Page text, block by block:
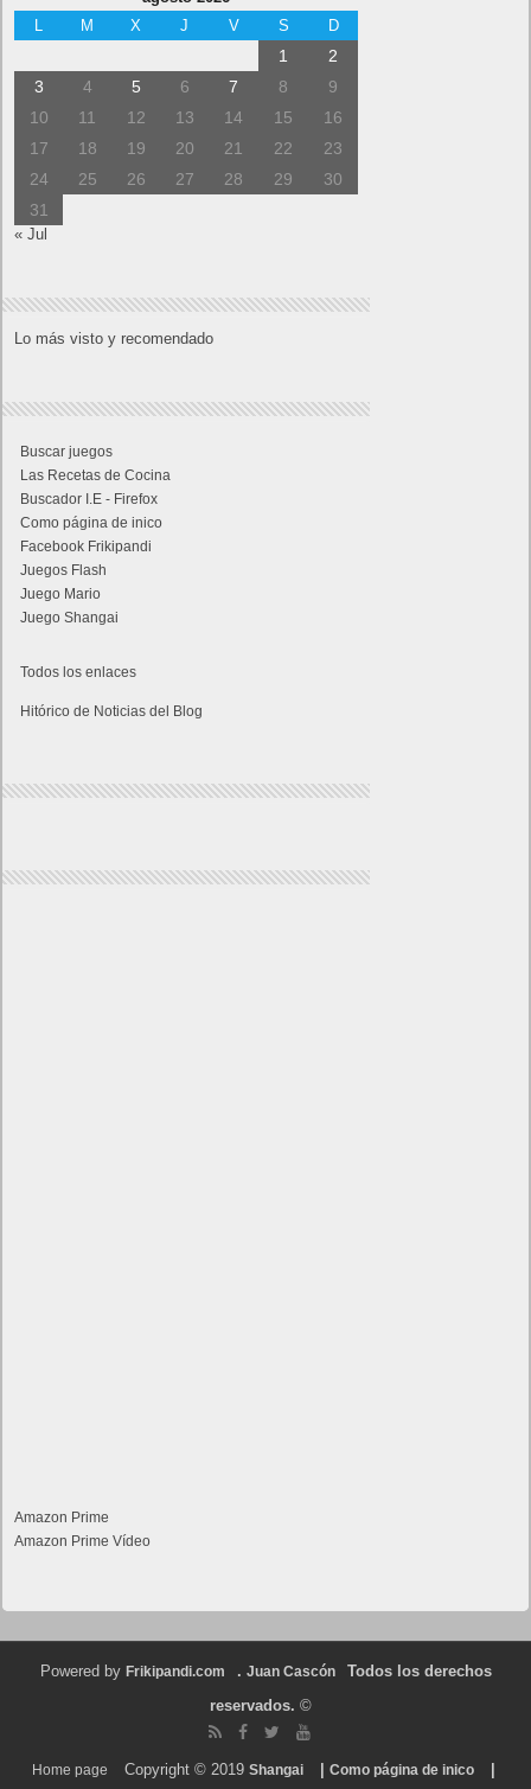
L
M X J V S D
1
2
3
4 5 6 7 8
9
10
11 12 13 14 15
16
17
18 19 20 21 22
23
24
25 26 27 28 29
30
31
« Jul
Lo más visto y recomendado
Buscar juegos
Las Recetas de Cocina
Buscador I.E - Firefox
Como página de inico
Facebook Frikipandi
Juegos Flash
Juego Mario
Juego Shangai
Todos los enlaces
Hitórico de Noticias del Blog
Amazon Prime
Amazon Prime Vídeo
Powered by Frikipandi.com . Juan Cascón
Todos los derechos
reservados. ©
Home page Copyright © 2019 Shangai | Como página de inico |